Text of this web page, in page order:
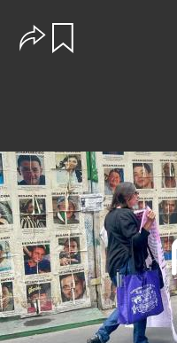
O
p
s
d
e
c
o
m
p
a
r
t
i
r